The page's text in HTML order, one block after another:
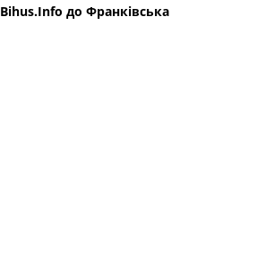
Bihus.Info до Франківська